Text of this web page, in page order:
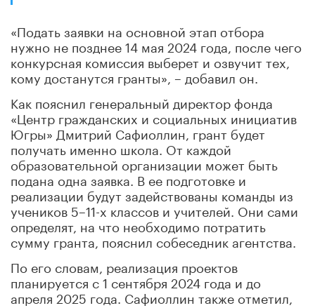
«Подать заявки на основной этап отбора
нужно не позднее 14 мая 2024 года, после чего
конкурсная комиссия выберет и озвучит тех,
кому достанутся гранты», – добавил он.
Как пояснил генеральный директор фонда
«Центр гражданских и социальных инициатив
Югры» Дмитрий Сафиоллин, грант будет
получать именно школа. От каждой
образовательной организации может быть
подана одна заявка. В ее подготовке и
реализации будут задействованы команды из
учеников 5–11-х классов и учителей. Они сами
определят, на что необходимо потратить
сумму гранта, пояснил собеседник агентства.
По его словам, реализация проектов
планируется с 1 сентября 2024 года и до
апреля 2025 года. Сафиоллин также отметил,